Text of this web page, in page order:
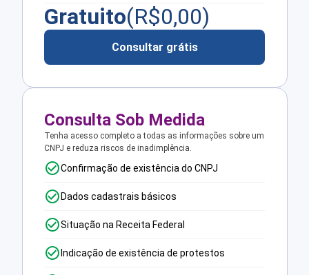
Gratuito(R$0,00)
Consultar grátis
Consulta Sob Medida
Tenha acesso completo a todas as informações sobre um
CNPJ e reduza riscos de inadimplência.
Confirmação de existência do CNPJ
Dados cadastrais básicos
Situação na Receita Federal
Indicação de existência de protestos